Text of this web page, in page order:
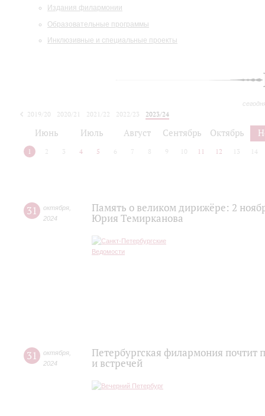
Издания филармонии
Образовательные программы
Инклюзивные и специальные проекты
2019/20 2020/21 2021/22 2022/23
2023/24
Июнь Июль Август Сентябрь Октябрь
1 2 3 4 5 6 7 8 9 10 11 12 13 14
31 октября
2024
Память о великом дирижёре: 2
Юрия Темирканова
31 октября
2024
Петербургская филармония
и встречей